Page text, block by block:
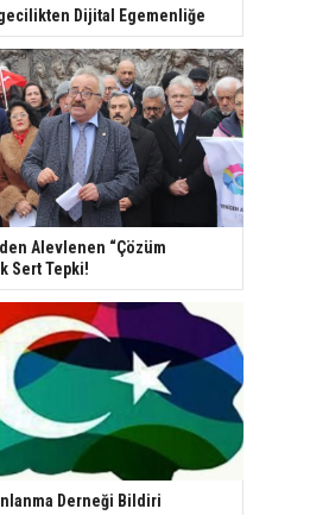
Dijital Egemenliğe
Alevlenen “Çözüm
Sert Tepki!
Derneği Bildiri